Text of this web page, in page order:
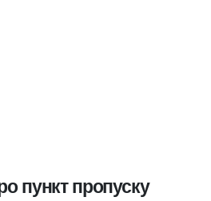
пункт пропуску